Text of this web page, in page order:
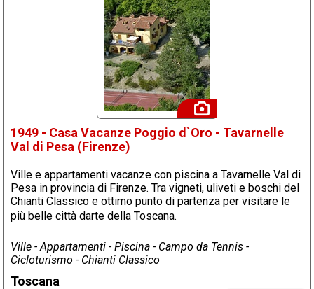
1949 - Casa Vacanze Poggio d`Oro - Tavarnelle
Val di Pesa (Firenze)
Ville e appartamenti vacanze con piscina a Tavarnelle Val di
Pesa in provincia di Firenze. Tra vigneti, uliveti e boschi del
Chianti Classico e ottimo punto di partenza per visitare le
più belle città darte della Toscana.
Ville - Appartamenti - Piscina - Campo da Tennis -
Cicloturismo - Chianti Classico
Toscana